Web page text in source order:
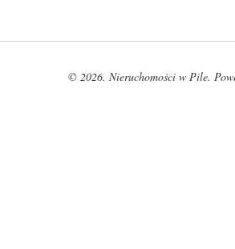
© 2026. Nieruchomości w Pile.